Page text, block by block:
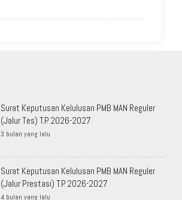
Surat Keputusan Kelulusan PMB MAN Reguler
(Jalur Tes) T.P. 2026-2027
3 bulan yang lalu
Surat Keputusan Kelulusan PMB MAN Reguler
(Jalur Prestasi) T.P. 2026-2027
4 bulan yang lalu